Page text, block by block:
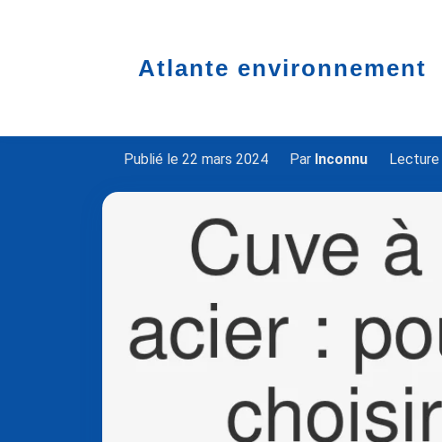
Atlante environnement
Cuve à fioul en
Publié le 22 mars 2024 Par Inconnu Lecture